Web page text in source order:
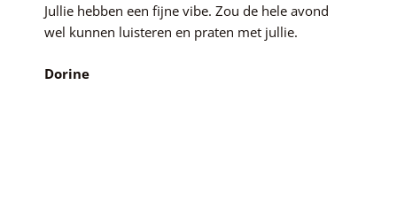
Jullie hebben een fijne vibe. Zou de hele avond
wel kunnen luisteren en praten met jullie.
Dorine